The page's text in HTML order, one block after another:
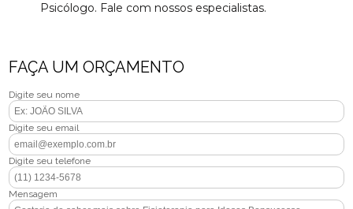
Psicólogo. Fale com nossos especialistas.
FAÇA UM ORÇAMENTO
Digite seu nome
Digite seu email
Digite seu telefone
Mensagem